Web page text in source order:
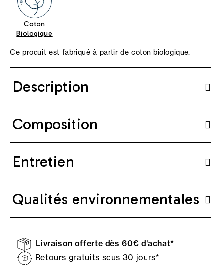
Coton
Biologique
Ce produit est fabriqué à partir de coton biologique.
Description
Composition
Entretien
Qualités environnementales
Livraison offerte dès 60€ d'achat*
Retours gratuits sous 30 jours*